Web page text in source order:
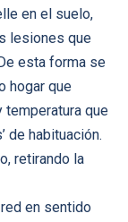
en el suelo,
lesiones que
esta forma se
hogar que
temperatura que
de habituación.
retirando la
en sentido